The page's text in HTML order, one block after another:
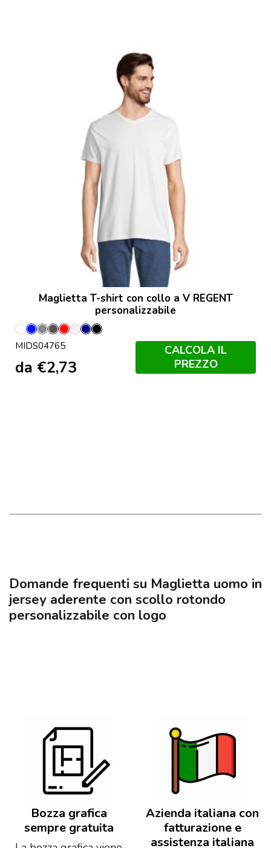
Maglietta T-shirt con collo a V REGENT
personalizzabile
Bianco
Blu
Royal
Grigio
Melange
Grigio
Scuro
Rosso
Bianco
BluNero
MIDS04765
da €2,73
CALCOLA IL
PREZZO
Domande frequenti su Maglietta uomo in
jersey aderente con scollo rotondo
personalizzabile con logo
Bozza grafica
sempre gratuita
Azienda italiana con
fatturazione e
assistenza italiana